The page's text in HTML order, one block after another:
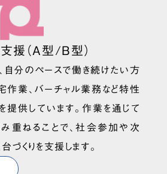
援（A型/B型）
自分のペースで働き続けたい方
作業、バーチャル業務など特性
提供しています。作業を通じて
重ねることで、社会参加や次
づくりを支援します。